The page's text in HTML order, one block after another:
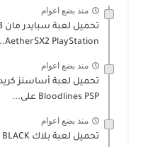
منذ بضع اعوام
AetherSX2 PlayStation...
منذ بضع اعوام
Bloodlines PSP على...
منذ بضع اعوام